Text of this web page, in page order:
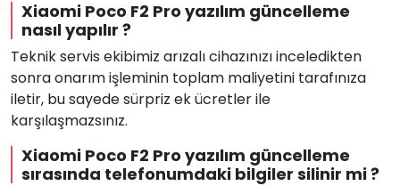
Xiaomi Poco F2 Pro yazılım güncelleme
nasıl yapılır ?
Teknik servis ekibimiz arızalı cihazınızı inceledikten
sonra onarım işleminin toplam maliyetini tarafınıza
iletir, bu sayede sürpriz ek ücretler ile
karşılaşmazsınız.
Xiaomi Poco F2 Pro yazılım güncelleme
sırasında telefonumdaki bilgiler silinir mi ?